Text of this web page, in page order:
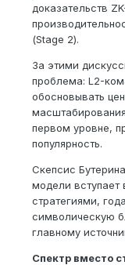
доказательств
(Stage 2).
За этими
проблема: L2-
обосновывать
первом уровне,
популярность.
Скепсис
модели вступает
стратегиями,
символическую
главному
Спектр вместо